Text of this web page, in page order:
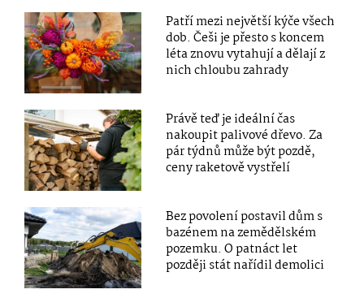
Patří mezi největší kýče všech
dob. Češi je přesto s koncem
léta znovu vytahují a dělají z
nich chloubu zahrady
Právě teď je ideální čas
nakoupit palivové dřevo. Za
pár týdnů může být pozdě,
ceny raketově vystřelí
Bez povolení postavil dům s
bazénem na zemědělském
pozemku. O patnáct let
později stát nařídil demolici